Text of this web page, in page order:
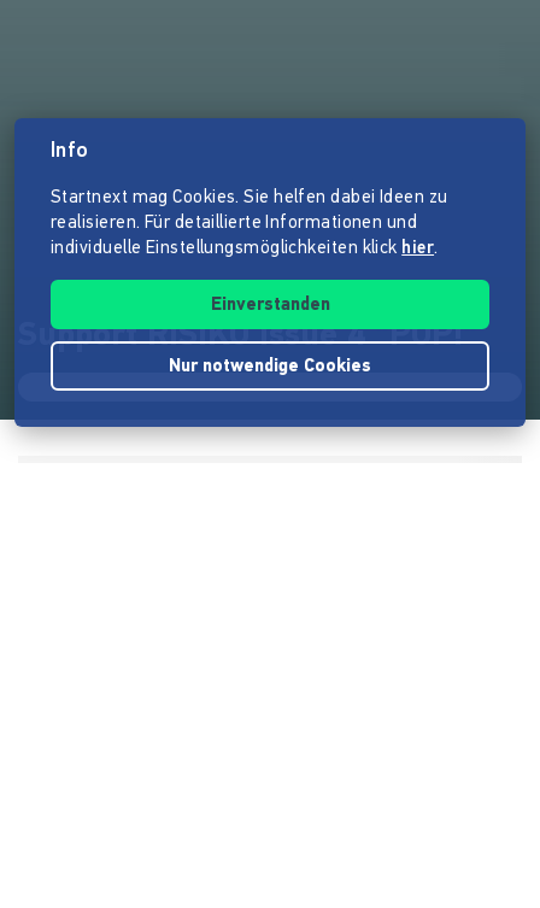
Support RISIKO Issue 4 "POP!"
Info
Startnext mag Cookies. Sie helfen dabei Ideen zu
realisieren. Für detaillierte Informationen und
individuelle Einstellungsmöglichkeiten klick hier.
Einverstanden
Nur notwendige Cookies